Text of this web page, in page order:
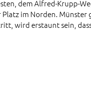
dem Alfred-Krupp-
im Norden.
wird erstaunt sein,